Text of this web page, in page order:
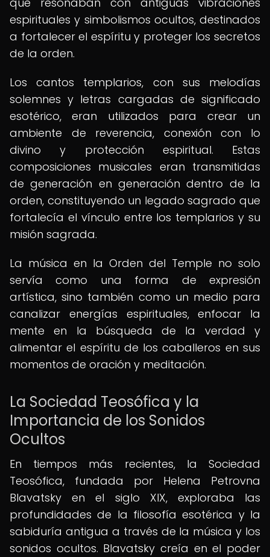
espirituales y simbolismos ocultos, destinados
a fortalecer el espíritu y proteger los secretos
de la orden.
Los cantos templarios, con sus melodías
solemnes y letras cargadas de significado
esotérico, eran utilizados para crear un
ambiente de reverencia, conexión con lo
divino y protección espiritual. Estas
composiciones musicales eran transmitidas
de generación en generación dentro de la
orden, constituyendo un legado sagrado que
fortalecía el vínculo entre los templarios y su
misión sagrada.
La música en la Orden del Temple no solo
servía como una forma de expresión
artística, sino también como un medio para
canalizar energías espirituales, enfocar la
mente en la búsqueda de la verdad y
alimentar el espíritu de los caballeros en sus
momentos de oración y meditación.
La Sociedad Teosófica y la
Importancia de los Sonidos
Ocultos
En tiempos más recientes, la Sociedad
Teosófica, fundada por Helena Petrovna
Blavatsky en el siglo XIX, exploraba las
profundidades de la filosofía esotérica y la
sabiduría antigua a través de la música y los
sonidos ocultos. Blavatsky creía en el poder